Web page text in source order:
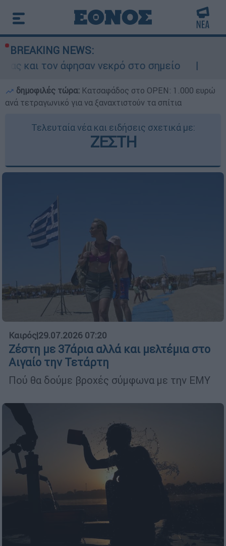
BREAKING NEWS:
νεκρό στο σημείο
Δίωξη για
δημοφιλές τώρα: Κατσαφάδος στο OPEN: 1.000 ευρώ
ανά τετραγωνικό για να ξαναχτιστούν τα σπίτια
Τελευταία νέα και ειδήσεις σχετικά με:
ΖΕΣΤΗ
Καιρός|29.07.2026 07:20
Ζέστη με 37άρια αλλά και μελτέμια στο
Αιγαίο την Τετάρτη
Πού θα δούμε βροχές σύμφωνα με την ΕΜΥ